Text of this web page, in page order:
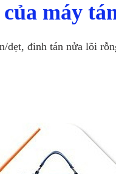
máy
dẹt, đinh tán nửa lõi